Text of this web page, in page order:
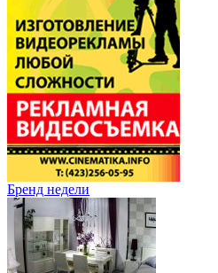
Бренд недели